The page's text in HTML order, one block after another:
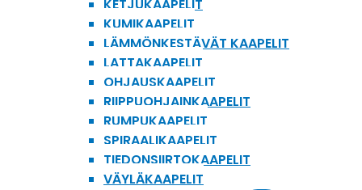
KETJUKAAPELIT
KUMIKAAPELIT
LÄMMÖNKESTÄVÄT KAAPELIT
LATTAKAAPELIT
OHJAUSKAAPELIT
RIIPPUOHJAINKAAPELIT
RUMPUKAAPELIT
SPIRAALIKAAPELIT
TIEDONSIIRTOKAAPELIT
VÄYLÄKAAPELIT